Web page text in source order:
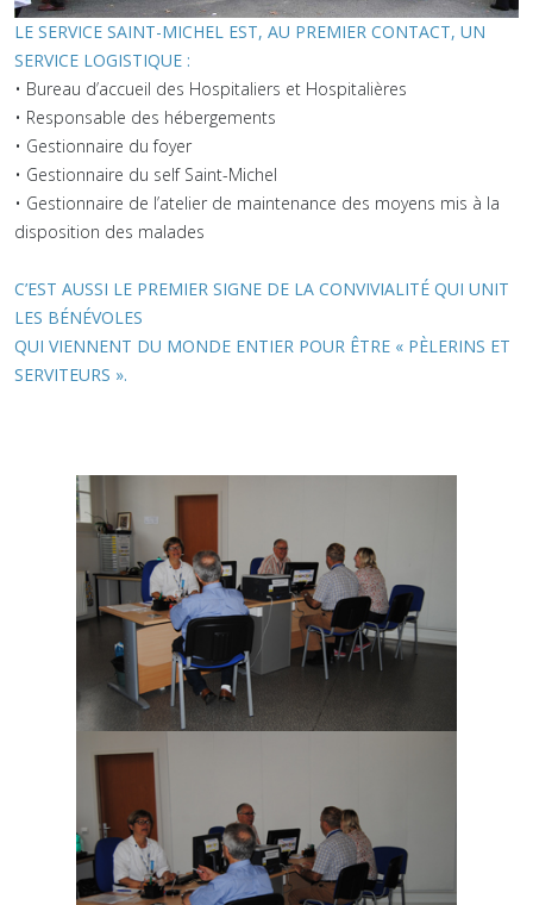
LE SERVICE SAINT-MICHEL EST, AU PREMIER CONTACT, UN
SERVICE LOGISTIQUE :
• Bureau d’accueil des Hospitaliers et Hospitalières
• Responsable des hébergements
• Gestionnaire du foyer
• Gestionnaire du self Saint-Michel
• Gestionnaire de l’atelier de maintenance des moyens mis à la
disposition des malades
C’EST AUSSI LE PREMIER SIGNE DE LA CONVIVIALITÉ QUI UNIT
LES BÉNÉVOLES
QUI VIENNENT DU MONDE ENTIER POUR ÊTRE « PÈLERINS ET
SERVITEURS ».